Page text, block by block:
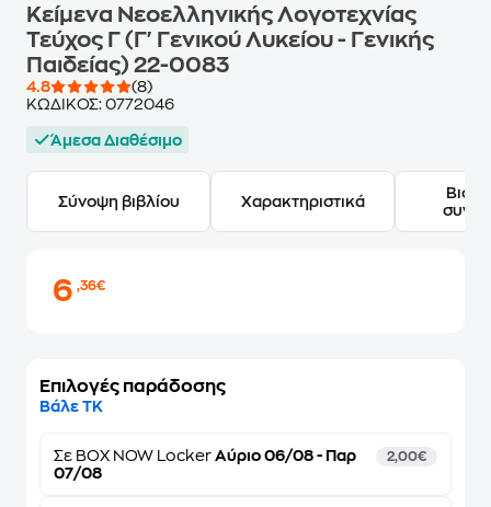
Κείμενα Νεοελληνικής Λογοτεχνίας
Τεύχος Γ (Γ' Γενικού Λυκείου - Γενικής
Παιδείας) 22-0083
4.8
(8)
ΚΩΔΙΚΟΣ: 0772046
Άμεσα Διαθέσιμο
Σύνοψη βιβλίου Χαρακτηριστικά
6,36€
Επιλογές παράδοσης
Βάλε ΤΚ
Σε BOX NOW Locker Αύριο 06/08 - Παρ
07/08
2,00€